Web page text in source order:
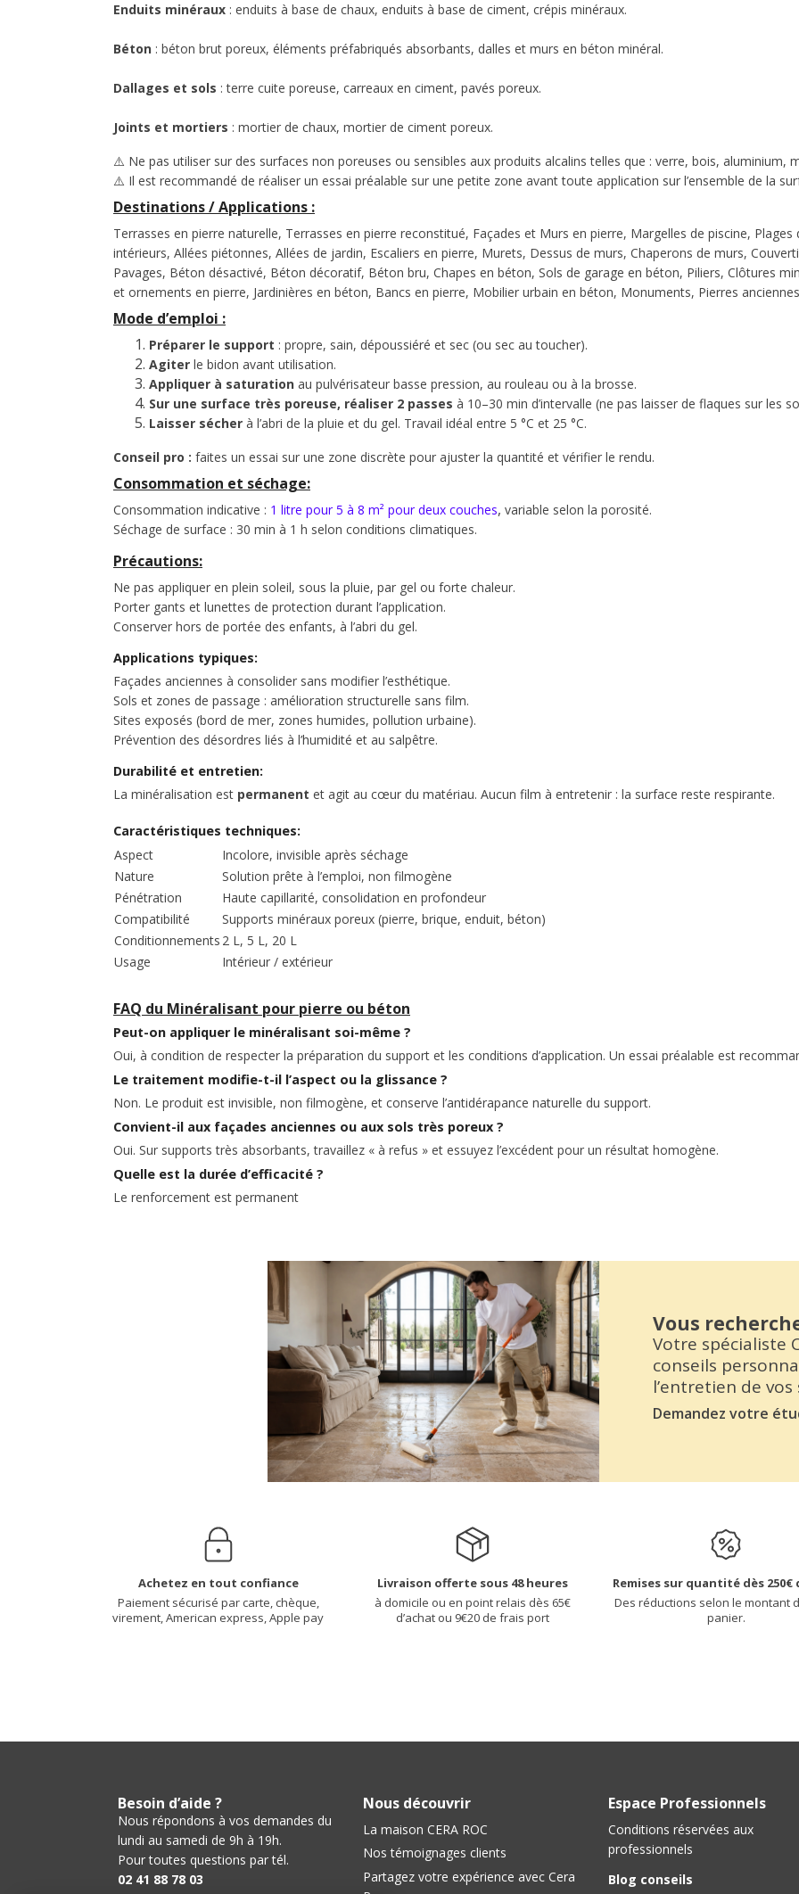
Enduits minéraux : enduits à base de chaux, enduits à base de ciment, crépis minéraux.
Béton : béton brut poreux, éléments préfabriqués absorbants, dalles et murs en béton minéral.
Dallages et sols : terre cuite poreuse, carreaux en ciment, pavés poreux.
Joints et mortiers : mortier de chaux, mortier de ciment poreux.
⚠️ Ne pas utiliser sur des surfaces non poreuses ou sensibles aux produits alcalins telles que : verre, bois, aluminium,
⚠️ Il est recommandé de réaliser un essai préalable sur une petite zone avant toute application sur l’ensemble de la
Destinations / Applications :
Terrasses en pierre naturelle, Terrasses en pierre reconstitué, Façades et Murs en pierre, Margelles de piscine,
intérieurs, Allées piétonnes, Allées de jardin, Escaliers en pierre, Murets, Dessus de murs, Chaperons de murs,
Pavages, Béton désactivé, Béton décoratif, Béton bru, Chapes en béton, Sols de garage en béton, Piliers, Clôtures
et ornements en pierre, Jardinières en béton, Bancs en pierre, Mobilier urbain en béton, Monuments, Pierres
Mode d’emploi :
Préparer le support : propre, sain, dépoussiéré et sec (ou sec au toucher).
Agiter le bidon avant utilisation.
Appliquer à saturation au pulvérisateur basse pression, au rouleau ou à la brosse.
Sur une surface très poreuse, réaliser 2 passes à 10–30 min d’intervalle (ne pas laisser de flaques sur les
Laisser sécher à l’abri de la pluie et du gel. Travail idéal entre 5 °C et 25 °C.
Conseil pro : faites un essai sur une zone discrète pour ajuster la quantité et vérifier le rendu.
Consommation et séchage:
Consommation indicative : 1 litre pour 5 à 8 m² pour deux couches, variable selon la porosité.
Séchage de surface : 30 min à 1 h selon conditions climatiques.
Précautions:
Ne pas appliquer en plein soleil, sous la pluie, par gel ou forte chaleur.
Porter gants et lunettes de protection durant l’application.
Conserver hors de portée des enfants, à l’abri du gel.
Applications typiques:
Façades anciennes à consolider sans modifier l’esthétique.
Sols et zones de passage : amélioration structurelle sans film.
Sites exposés (bord de mer, zones humides, pollution urbaine).
Prévention des désordres liés à l’humidité et au salpêtre.
Durabilité et entretien:
La minéralisation est permanent et agit au cœur du matériau. Aucun film à entretenir : la surface reste respirante.
Caractéristiques techniques:
Aspect
Incolore, invisible après séchage
Nature
Solution prête à l’emploi, non filmogène
Pénétration
Haute capillarité, consolidation en profondeur
Compatibilité
Supports minéraux poreux (pierre, brique, enduit, béton)
Conditionnements 2 L, 5 L, 20 L
Usage
Intérieur / extérieur
FAQ du Minéralisant pour pierre ou béton
Peut-on appliquer le minéralisant soi-même ?
Oui, à condition de respecter la préparation du support et les conditions d’application. Un essai préalable est
Le traitement modifie-t-il l’aspect ou la glissance ?
Non. Le produit est invisible, non filmogène, et conserve l’antidérapance naturelle du support.
Convient-il aux façades anciennes ou aux sols très poreux ?
Oui. Sur supports très absorbants, travaillez « à refus » et essuyez l’excédent pour un résultat homogène.
Quelle est la durée d’efficacité ?
Le renforcement est permanent
Vous
Votre spécialiste
conseils
l’entretien de vos
Demandez votre
Achetez en tout confiance
Paiement sécurisé par carte, chèque,
virement, American express, Apple pay
Livraison offerte sous 48 heures
à domicile ou en point relais dès 65€
d’achat ou 9€20 de frais port
Remises sur quantité dès 250€
Des réductions selon le montant
panier.
Besoin d’aide ?
Nous répondons à vos demandes du
lundi au samedi de 9h à 19h.
Pour toutes questions par tél.
02 41 88 78 03
Nous découvrir
La maison CERA ROC
Nos témoignages clients
Partagez votre expérience avec Cera
Espace Professionnels
Conditions réservées aux
professionnels
Blog conseils